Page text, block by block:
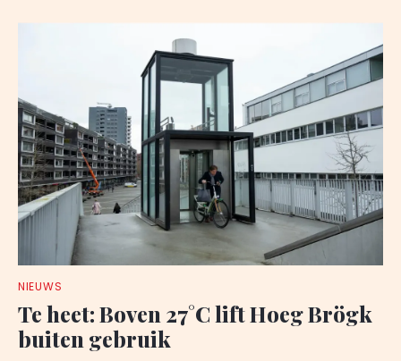
NIEUWS
Te heet: Boven 27°C lift Hoeg Brögk
buiten gebruik